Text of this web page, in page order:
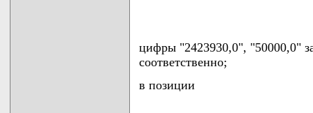
цифры "2423930,0", "50000,0"
соответственно;
в позиции